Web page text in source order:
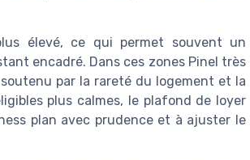
élevé, ce qui permet souvent un
encadré. Dans ces zones Pinel très
par la rareté du logement et la
plus calmes, le plafond de loyer
plan avec prudence et à ajuster le